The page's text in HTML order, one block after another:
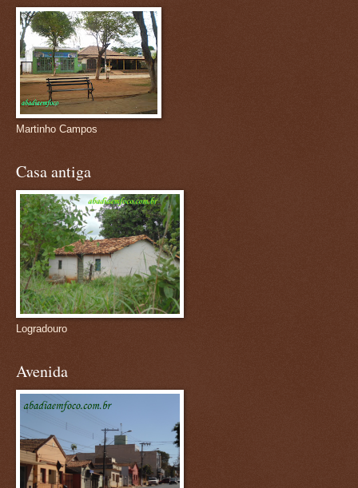
Martinho Campos
Casa antiga
Logradouro
Avenida